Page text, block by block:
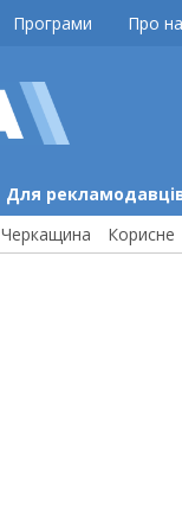
Програми Про
Для
Черкащина Корисне